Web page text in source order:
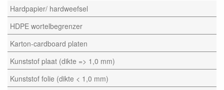
Hardpapier/ hardweefsel
HDPE wortelbegrenzer
Karton-cardboard platen
Kunststof plaat (dikte => 1,0 mm)
Kunststof folie (dikte < 1,0 mm)